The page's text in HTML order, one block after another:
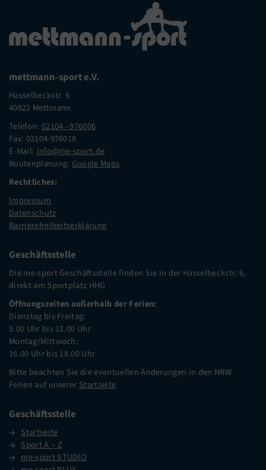
mettmann-sport e.V.
Hasselbeckstr. 6
40822 Mettmann
Telefon: 02104 - 976006
Fax: 02104-976018
E-Mail: info@me-sport.de
Routenplanung: Google Maps
Rechtliches:
Impressum
Datenschutz
Barrierefreiheitserklärung
Geschäftsstelle
Die me-sport Geschäftsstelle finden Sie in der Hasselbeckstr. 6,
direkt am Sportplatz HHG
Öffnungszeiten außerhalb der Ferien:
Dienstag bis Freitag:
9.00 Uhr bis 12.00 Uhr
Montag/Mittwoch:
16.00 Uhr bis 18.00 Uhr
Bitte beachten Sie die eventuellen Änderungen in den NRW
Ferien auf unserer Startseite.
Geschäftsstelle
Startseite
Sport A – Z
me-sport STUDIO